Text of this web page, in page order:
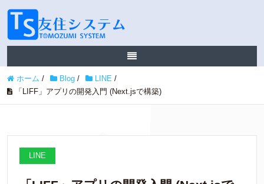
ホーム / Blog / LINE /
「LIFF」アプリの開発入門 (Next.jsで構築)
LINE